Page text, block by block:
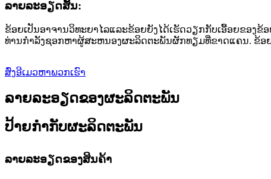
ລາຍລະອຽດສັ້ນ:
ຂ້ອຍເປັນອາຈານວິທະຍາໄລແລະຂ້ອຍຍັງໄດ້ເຮັດວຽກກັບເອື້ອຍຂອງ
ທ່ານກໍາລັງຊອກຫາຜູ້ສະຫນອງຜະລິດຕະພັນຜັກທຽມທີ່ຂາດແຄນ. ຂ້ອ
ສົ່ງອີເມວຫາພວກເຮົາ
ລາຍລະອຽດຂອງຜະລິດຕະພັນ
ປ້າຍກໍາກັບຜະລິດຕະພັນ
ລາຍລະອຽດຂອງສິນຄ້າ